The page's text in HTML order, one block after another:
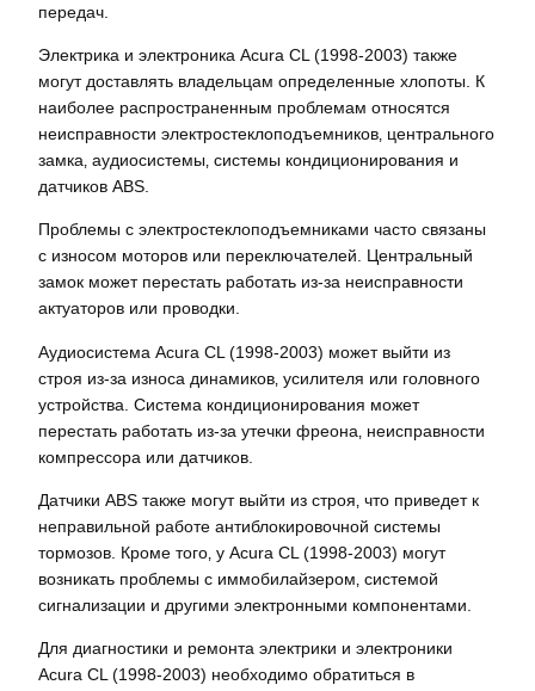
передач.
Электрика и электроника Acura CL (1998-2003) также
могут доставлять владельцам определенные хлопоты. К
наиболее распространенным проблемам относятся
неисправности электростеклоподъемников‚ центрального
замка‚ аудиосистемы‚ системы кондиционирования и
датчиков ABS.
Проблемы с электростеклоподъемниками часто связаны
с износом моторов или переключателей. Центральный
замок может перестать работать из-за неисправности
актуаторов или проводки.
Аудиосистема Acura CL (1998-2003) может выйти из
строя из-за износа динамиков‚ усилителя или головного
устройства. Система кондиционирования может
перестать работать из-за утечки фреона‚ неисправности
компрессора или датчиков.
Датчики ABS также могут выйти из строя‚ что приведет к
неправильной работе антиблокировочной системы
тормозов. Кроме того‚ у Acura CL (1998-2003) могут
возникать проблемы с иммобилайзером‚ системой
сигнализации и другими электронными компонентами.
Для диагностики и ремонта электрики и электроники
Acura CL (1998-2003) необходимо обратиться в